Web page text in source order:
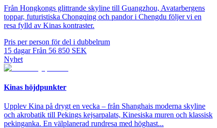
Från Hongkongs glittrande skyline till Guangzhou, Avatarbergens
toppar, futuristiska Chongqing och pandor i Chengdu följer vi en
resa fylld av Kinas kontraster.
Pris per person för del i dubbelrum
15 dagar Från 56 850 SEK
Nyhet
Kinas höjdpunkter
Upplev Kina på drygt en vecka – från Shanghais moderna skyline
och akrobatik till Pekings kejsarpalats, Kinesiska muren och klassisk
pekinganka. En välplanerad rundresa med höghast...